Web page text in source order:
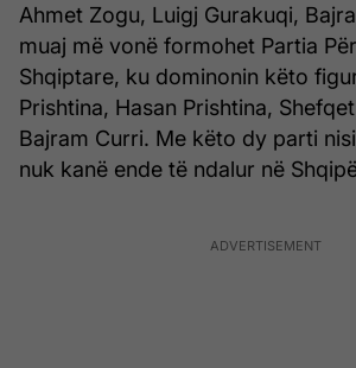
Ahmet Zogu, Luigj Gurakuqi,
muaj më vonë formohet Partia
Shqiptare, ku dominonin këto
Prishtina, Hasan Prishtina,
Bajram Curri. Me këto dy parti
nuk kanë ende të ndalur në